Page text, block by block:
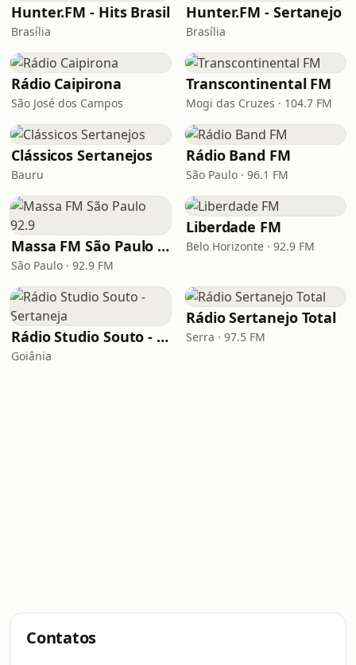
Hunter.FM - Hits Brasil
Brasília
Hunter.FM - Sertanejo
Brasília
Rádio Caipirona
São José dos Campos
Transcontinental FM
Mogi das Cruzes · 104.7 FM
Clássicos Sertanejos
Bauru
Rádio Band FM
São Paulo · 96.1 FM
Massa FM São Paulo 92.9
São Paulo · 92.9 FM
Liberdade FM
Belo Horizonte · 92.9 FM
Rádio Studio Souto - Sertaneja
Goiânia
Rádio Sertanejo Total
Serra · 97.5 FM
Contatos